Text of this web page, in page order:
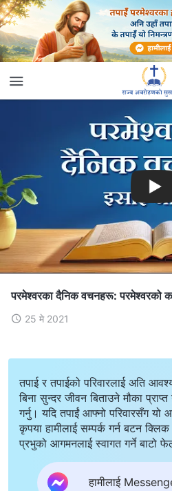
परमेश्‍वरका दैनिक वचनहरू: परमेश्‍वरको
25 मे 2021
तपाई र तपाईको परिवारलाई अति
बिना सुन्दर जीवन बिताउने मौका
गर्नु। यदि तपाईं आफ्नो परिवारसँग यो
कृपया हामीलाई सम्पर्क गर्न बटन क्लिक
प्रभुको आगमनलाई स्वागत गर्ने बाटो
हामीलाई